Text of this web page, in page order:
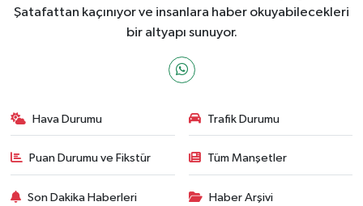
Şatafattan kaçınıyor ve insanlara haber okuyabilecekleri
bir altyapı sunuyor.
Hava Durumu Trafik Durumu
Puan Durumu ve Fikstür Tüm Manşetler
Son Dakika Haberleri Haber Arşivi